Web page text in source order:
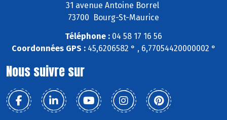
31 avenue Antoine Borrel
73700 Bourg-St-Maurice
Téléphone : 04 58 17 16 56
Coordonnées GPS :45,6206582 ° , 6,77054420000002 °
Nous suivre sur